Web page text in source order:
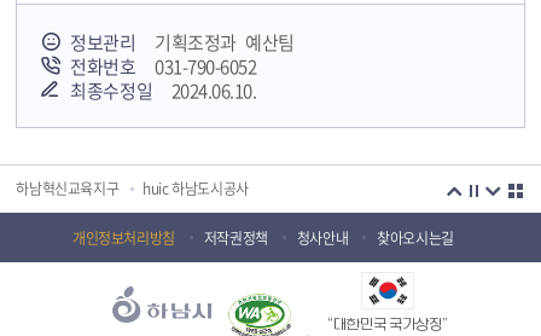
정보관리
기획조정과 예산팀
전화번호
031-790-6052
최종수정일
2024.06.10.
국민안전교육플랫폼
경기도 오늘의 기회 하남시청소년상담복지센터
하남혁신교육지구 huic 하남도시공사
하남종합운동장 국민체육센터 하남문화재단 하남역사박물관
하남시 가족센터
하남시정신건강복지센터
개인정보처리방침 저작권정책 청사안내 찾아오시는길
“대한민국 국가상징”